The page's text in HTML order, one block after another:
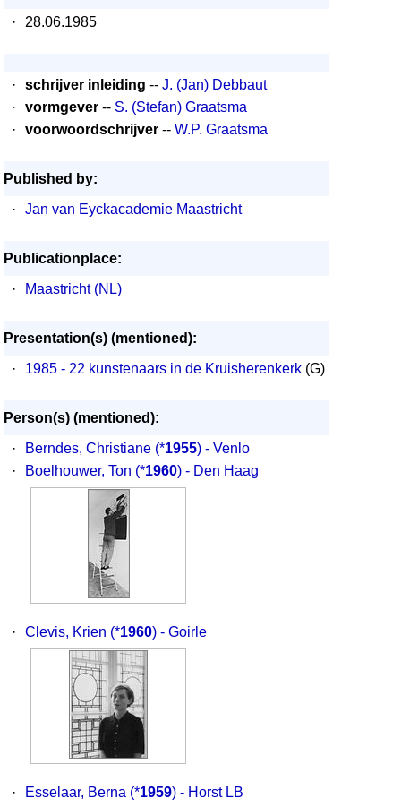
·
28.06.1985
· schrijver inleiding -- J. (Jan) Debbaut
·
vormgever -- S. (Stefan) Graatsma
·
voorwoordschrijver -- W.P. Graatsma
Published by:
·
Jan van Eyckacademie Maastricht
Publicationplace:
·
Maastricht (NL)
Presentation(s) (mentioned):
·
1985 - 22 kunstenaars in de Kruisherenkerk (G)
Person(s) (mentioned):
·
Berndes, Christiane (*1955) - Venlo
·
Boelhouwer, Ton (*1960) - Den Haag
· Clevis, Krien (*1960) - Goirle
· Esselaar, Berna (*1959) - Horst LB